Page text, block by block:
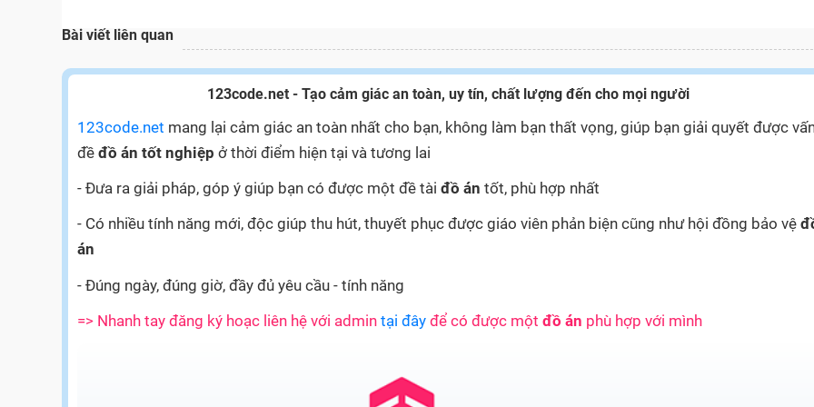
Bài viết liên quan
123code.net - Tạo cảm giác an toàn, uy tín, chất lượng đến cho mọi người
123code.net mang lại cảm giác an toàn nhất cho bạn, không làm bạn thất vọng, giúp bạn giải quyết được
đề đồ án tốt nghiệp ở thời điểm hiện tại và tương lai
- Đưa ra giải pháp, góp ý giúp bạn có được một đề tài đồ án tốt, phù hợp nhất
- Có nhiều tính năng mới, độc giúp thu hút, thuyết phục được giáo viên phản biện cũng như hội đồng bảo vệ
án
- Đúng ngày, đúng giờ, đầy đủ yêu cầu - tính năng
=> Nhanh tay đăng ký hoạc liên hệ với admin tại đây để có được một đồ án phù hợp với mình